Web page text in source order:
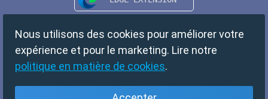
Nous utilisons des cookies pour améliorer votre
expérience et pour le marketing. Lire notre
politique en matière de cookies.